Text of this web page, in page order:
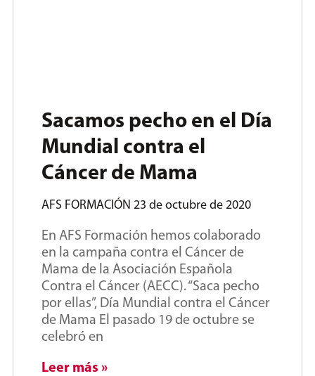
Sacamos pecho en el Día
Mundial contra el
Cáncer de Mama
AFS FORMACIÓN 23 de octubre de 2020
En AFS Formación hemos colaborado
en la campaña contra el Cáncer de
Mama de la Asociación Española
Contra el Cáncer (AECC). “Saca pecho
por ellas”, Día Mundial contra el Cáncer
de Mama El pasado 19 de octubre se
celebró en
Leer más »